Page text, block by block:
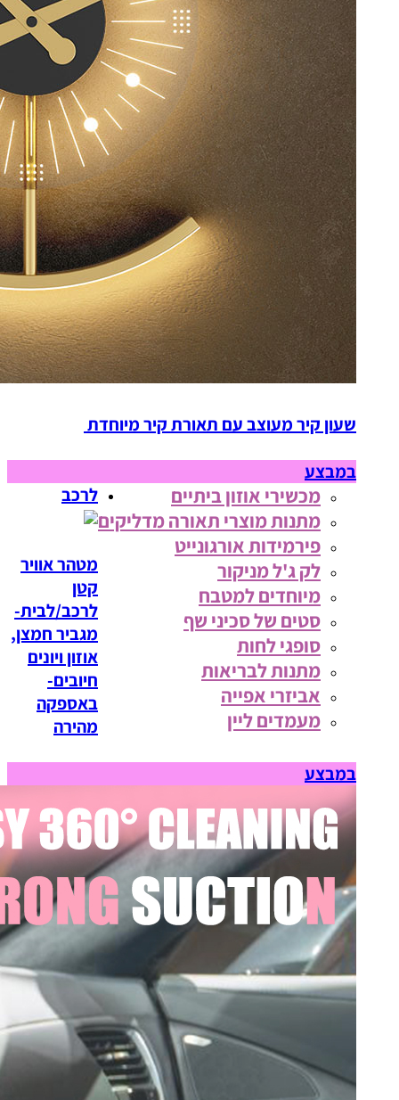
שעון קיר מעוצב עם תאורת קיר מיוחדת
במבצע
מכשירי אוזון ביתיים
מתנות מוצרי תאורה מדליקים
פירמידות אורגונייט
לק ג'ל מניקור
מיוחדים למטבח
סטים של סכיני שף
סופגי לחות
מתנות לבריאות
אביזרי אפייה
מעמדים ליין
לרכב
מטהר אוויר
קטן
לרכב/לבית-
מגביר חמצן,
אוזון ויונים
חיובים-
באספקה
מהירה
במבצע